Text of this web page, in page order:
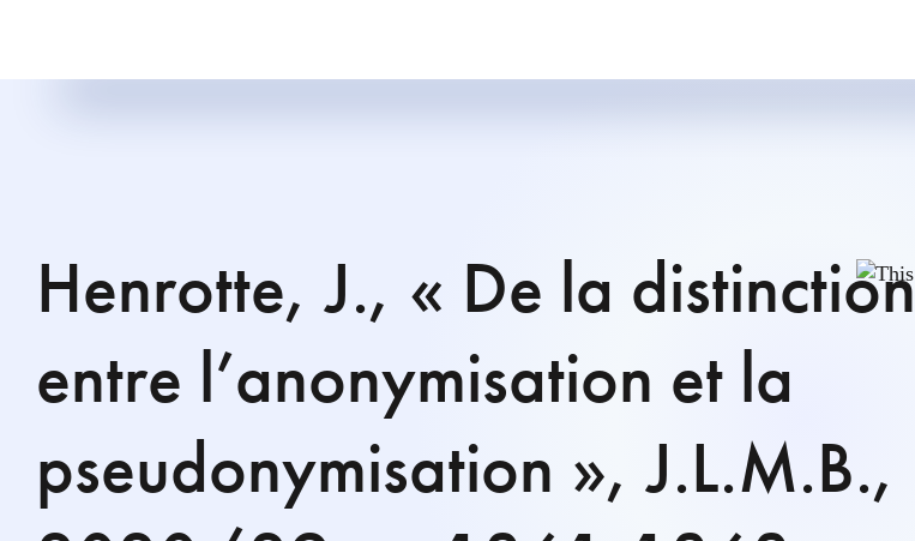
Henrotte, J., « De la distinction
entre l’anonymisation et la
pseudonymisation », J.L.M.B.,